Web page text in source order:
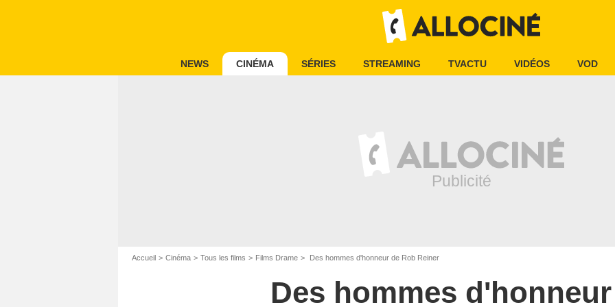
NEWS CINÉMA SÉRIES STREAMING TVACTU VIDÉOS VOD
Accueil Cinéma Tous les films Films Drame Des hommes d'honneur de Rob Reiner
Des hommes d'honneur